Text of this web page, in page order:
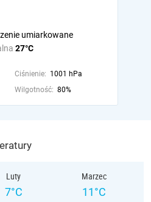
27°C
umiarkowane
Ciśnienie: 1001 hPa
Wilgotność: 80%
Luty
7°C
Marzec
11°C